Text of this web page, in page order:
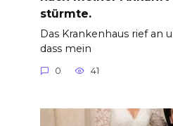
stürmte.
Das Krankenhaus rief an
dass mein
0 41